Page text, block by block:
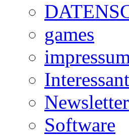
games
Newsletter
Software